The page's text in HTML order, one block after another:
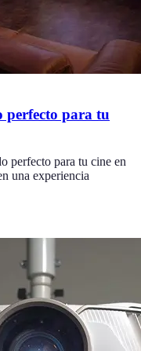
perfecto para tu
perfecto para tu cine en
una experiencia